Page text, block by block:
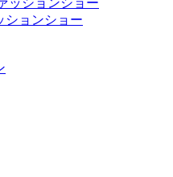
ションショー